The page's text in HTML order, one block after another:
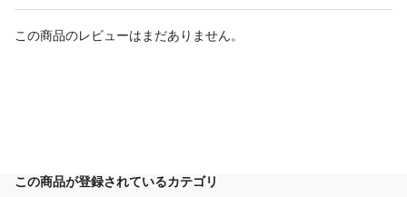
この商品のレビューはまだありません。
この商品が登録されているカテゴリ